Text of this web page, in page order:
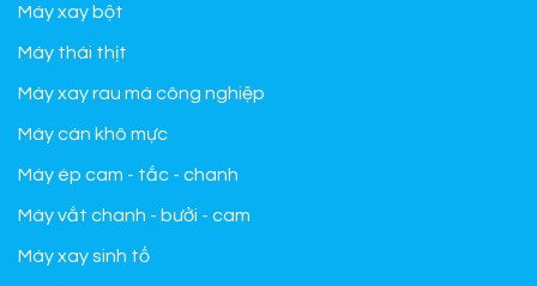
Máy xay bột
Máy thái thịt
Máy xay rau má công nghiệp
Máy cán khô mực
Máy ép cam - tắc - chanh
Máy vắt chanh - bưởi - cam
Máy xay sinh tố